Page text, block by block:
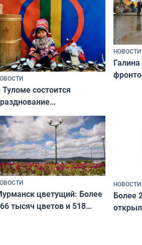
Туломе состоится
дня
народов мира
НОВОСТИ
цветущий: Более
тысяч цветов и 518
НОВОСТИ
Более